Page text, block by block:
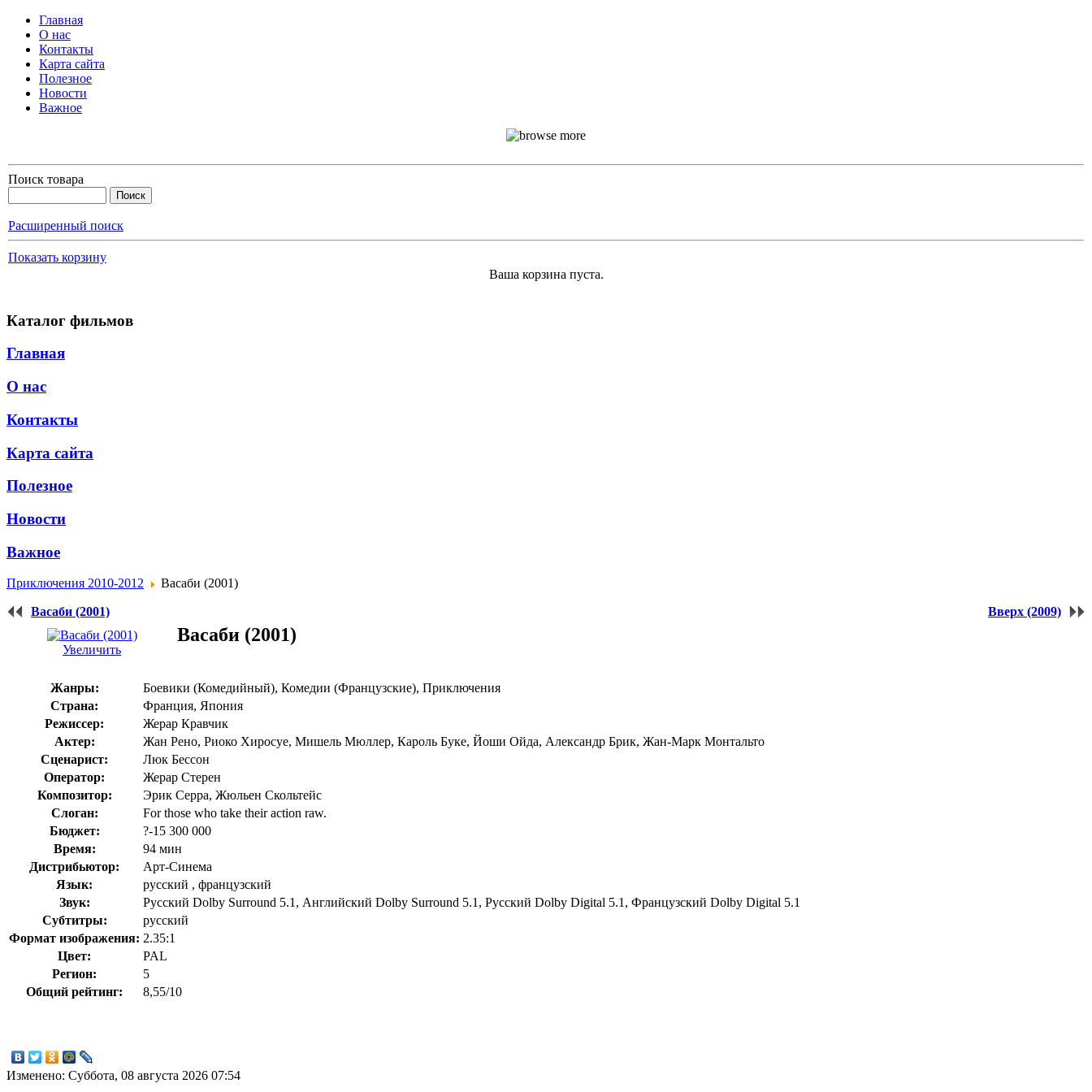
Главная
О нас
Контакты
Карта сайта
Полезное
Новости
Важное
Поиск товара
Расширенный поиск
Показать корзину
Ваша корзина пуста.
Каталог фильмов
Главная
О нас
Контакты
Карта сайта
Полезное
Новости
Важное
Приключения 2010-2012 Васаби (2001)
Васаби (2001) Вверх (2009)
Увеличить
Васаби (2001)
Жанры:
Боевики (Комедийный), Комедии (Французские), Приключения
Страна:
Франция, Япония
Режиссер:
Жерар Кравчик
Актер:
Жан Рено, Риоко Хиросуе, Мишель Мюллер, Кароль Буке, Йоши Ойда, Александр Брик, Жан-Марк Монтальто
Сценарист:
Люк Бессон
Оператор:
Жерар Стерен
Композитор:
Эрик Серра, Жюльен Скольтейс
Слоган:
For those who take their action raw.
Бюджет:
?-15 300 000
Время:
94 мин
Дистрибьютор:
Арт-Синема
Язык:
русский , французский
Звук:
Русский Dolby Surround 5.1, Английский Dolby Surround 5.1, Русский Dolby Digital 5.1, Французский Dolby Digital 5.1
Субтитры:
русский
Формат изображения: 2.35:1
Цвет:
PAL
Регион:
5
Общий рейтинг:
8,55/10
Изменено: Суббота, 08 августа 2026 07:54